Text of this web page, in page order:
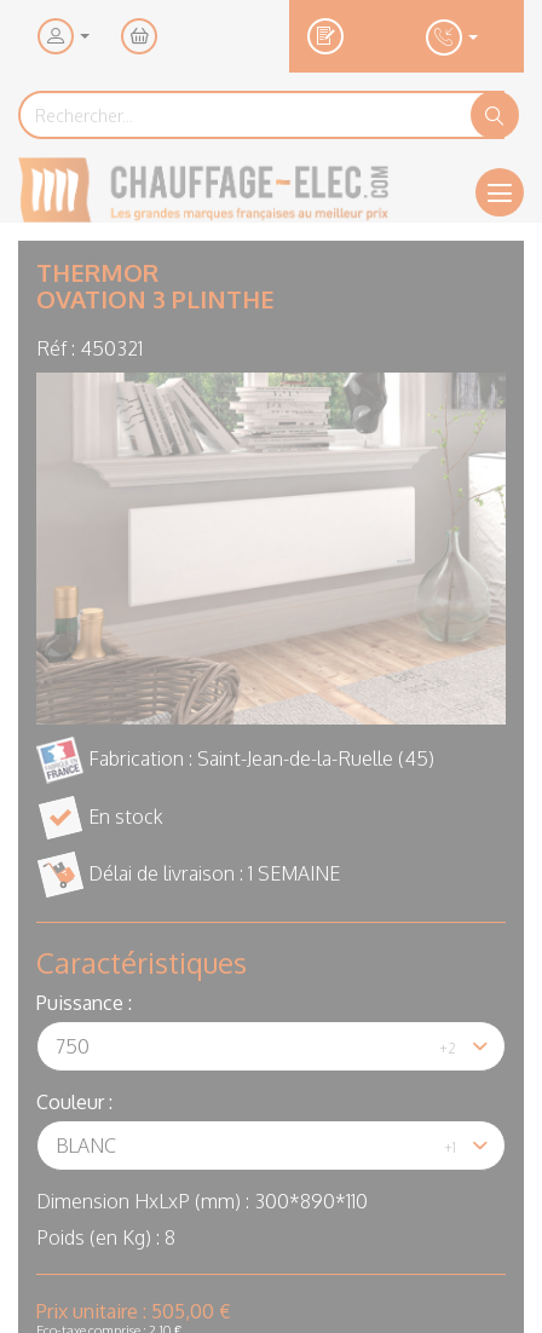
Mon
panier
Rechercher... Rechercher
Ok
THERMOR
OVATION 3 PLINTHE
Réf : 450321
Fabrication : Saint-Jean-de-la-Ruelle (45)
En stock
Délai de livraison : 1 SEMAINE
Caractéristiques
Puissance :
Couleur :
Dimension HxLxP (mm) : 300*890*110
Poids (en Kg) : 8
In
Prix unitaire : 505,00 €